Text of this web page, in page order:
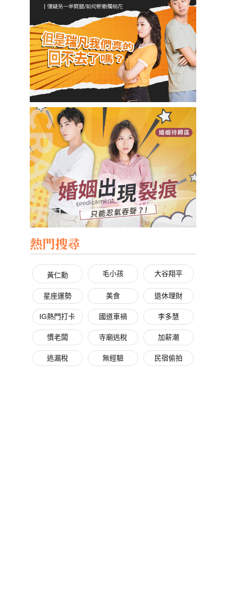
熱門搜尋
黃仁勳 毛小孩 大谷翔平
星座運勢 美食 退休理財
IG熱門打卡 國道車禍 李多慧
慣老闆 寺廟逃稅 加薪潮
逃漏稅 無經驗 民宿偷拍